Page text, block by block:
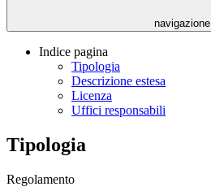
navigazione
Indice pagina
Tipologia
Descrizione estesa
Licenza
Uffici responsabili
Tipologia
Regolamento